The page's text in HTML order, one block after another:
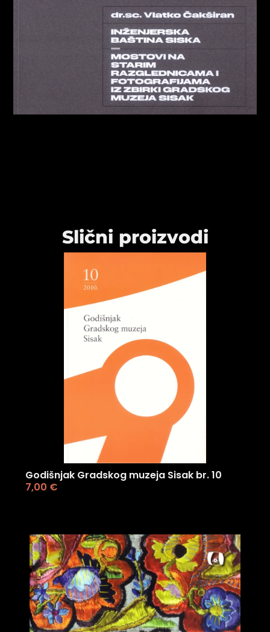
Slični proizvodi
Godišnjak Gradskog muzeja Sisak br. 10
7,00 €